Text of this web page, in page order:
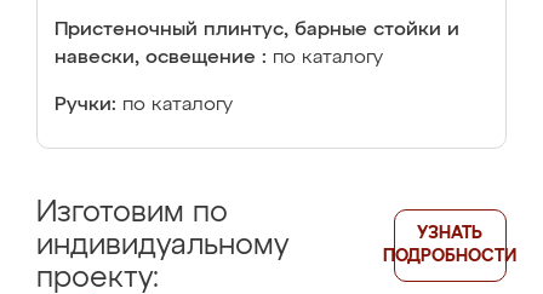
Пристеночный плинтус, барные стойки и
навески, освещение : по каталогу
Ручки: по каталогу
Изготовим по
индивидуальному
проекту:
УЗНАТЬ
ПОДРОБНОСТИ